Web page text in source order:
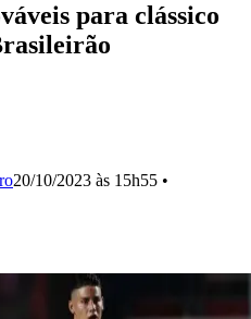
para clássico
20/10/2023 às 15h55 •